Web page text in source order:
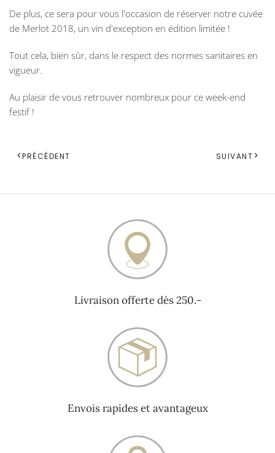
De plus, ce sera pour vous l'occasion de réserver notre cuvée
de Merlot 2018, un vin d'exception en édition limitée !
Tout cela, bien sûr, dans le respect des normes sanitaires en
vigueur.
Au plaisir de vous retrouver nombreux pour ce week-end
festif !
PRÉCÉDENT SUIVANT
Livraison offerte dès 250.-
Envois rapides et avantageux